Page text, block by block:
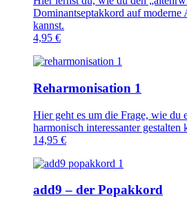
Dominantseptakkord auf moderne
kannst.
4,95 €
Reharmonisation 1
Hier geht es um die Frage, wie du
harmonisch interessanter gestalten
14,95 €
add9 – der Popakkord